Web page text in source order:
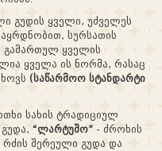
გუდის ყველი, უძველეს
სურსათის
გამართულ ყველის
ყველა ის ნორმა, რასაც
(საწარმოო სტანდარტი
სახის ტრადიციულ
“ლარტუშო” - ძროხის
შერეული გუდა და